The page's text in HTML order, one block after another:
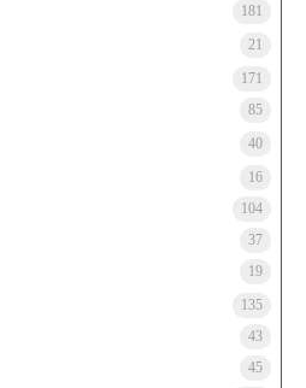
181
21
171
85
40
16
104
37
19
135
43
45